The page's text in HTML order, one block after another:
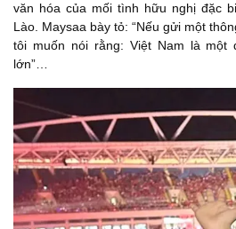
văn hóa của mối tình hữu nghị đặc
Lào. Maysaa bày tỏ: “Nếu gửi một
tôi muốn nói rằng: Việt Nam là một
lớn”…